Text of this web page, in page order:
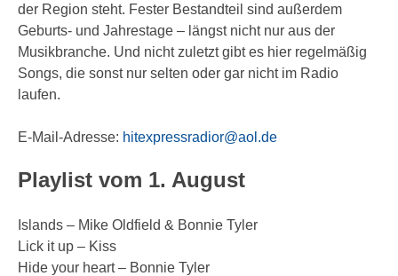
der Region steht. Fester Bestandteil sind außerdem
Geburts- und Jahrestage – längst nicht nur aus der
Musikbranche. Und nicht zuletzt gibt es hier regelmäßig
Songs, die sonst nur selten oder gar nicht im Radio
laufen.
E-Mail-Adresse: hitexpressradior@aol.de
Playlist vom 1. August
Islands – Mike Oldfield & Bonnie Tyler
Lick it up – Kiss
Hide your heart – Bonnie Tyler